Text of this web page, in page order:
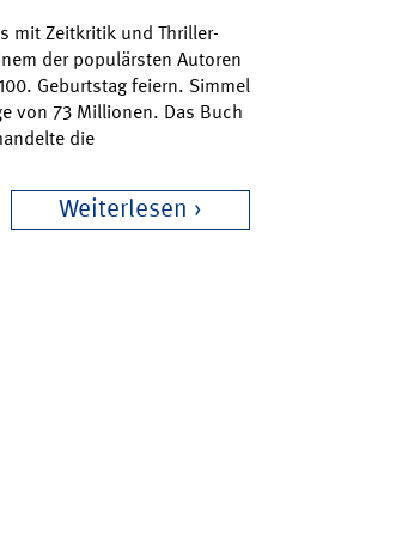
mit Zeitkritik und Thriller-
der populärsten Autoren
Geburtstag feiern. Simmel
von 73 Millionen. Das Buch
die
Weiterlesen